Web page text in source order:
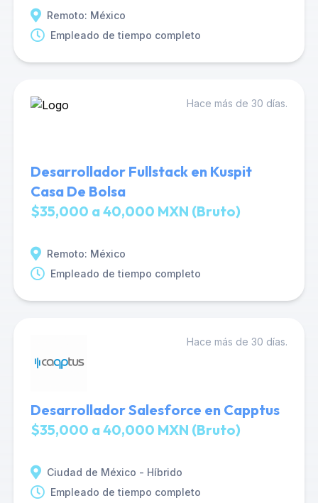
Remoto: México
Empleado de tiempo completo
Hace más de 30 días.
Desarrollador Fullstack en Kuspit
Casa De Bolsa
$35,000 a 40,000 MXN (Bruto)
Remoto: México
Empleado de tiempo completo
Hace más de 30 días.
Desarrollador Salesforce en Capptus
$35,000 a 40,000 MXN (Bruto)
Ciudad de México - Híbrido
Empleado de tiempo completo